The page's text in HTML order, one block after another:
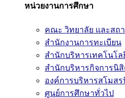
หน่วยงานการศึกษา
คณะ วิทยาลัย และสถ
สำนักงานการทะเบียน
สำนักบริหารเทคโนโล
สำนักบริหารกิจการนิ
องค์การบริหารสโมส
ศูนย์การศึกษาทั่วไป